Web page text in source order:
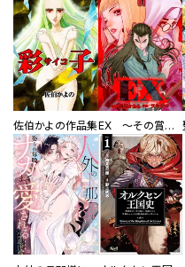
佐伯かよの作品集 EX ～その賞金稼ぎは、世界の出口を探す～【単行本版】